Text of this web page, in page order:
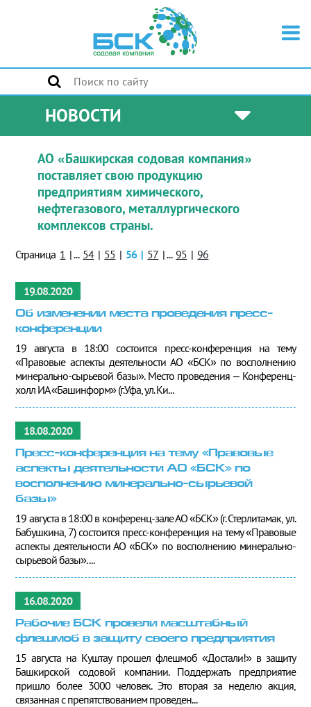
НОВОСТИ
АО «Башкирская содовая компания»
поставляет свою продукцию
предприятиям химического,
нефтегазового, металлургического
комплексов страны.
Страница 1 | ... 54 | 55 | 56 | 57 | ... 95 | 96
19.08.2020
Об изменении места проведения пресс-
конференции
19 августа в 18:00 состоится пресс-конференция на тему
«Правовые аспекты деятельности АО «БСК» по восполнению
минерально-сырьевой базы». Место проведения – Конференц-
холл ИА «Башинформ» (г.Уфа, ул. Ки...
18.08.2020
Пресс-конференция на тему «Правовые
аспекты деятельности АО «БСК» по
восполнению минерально-сырьевой
базы»
19 августа в 18:00 в конференц-зале АО «БСК» (г. Стерлитамак, ул.
Бабушкина, 7) состоится пресс-конференция на тему «Правовые
аспекты деятельности АО «БСК» по восполнению минерально-
сырьевой базы». ...
16.08.2020
Рабочие БСК провели масштабный
флешмоб в защиту своего предприятия
15 августа на Куштау прошел флешмоб «Достали!» в защиту
Башкирской содовой компании. Поддержать предприятие
пришло более 3000 человек. Это вторая за неделю акция,
связанная с препятствованием проведен...